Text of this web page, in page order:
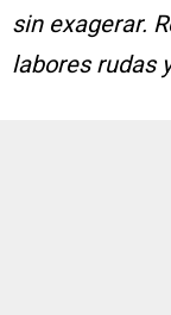
sin exagerar.
labores rudas